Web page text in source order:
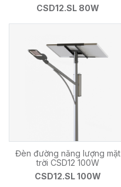
CSD12.SL 80W
Đèn đường năng lượng mặt
trời CSD12 100W
CSD12.SL 100W